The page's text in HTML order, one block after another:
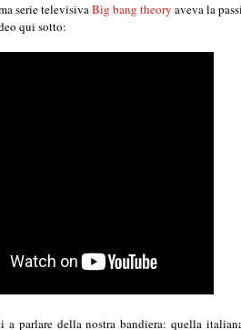
serie televisivaBig bang theory aveva la
qui sotto:
a parlare della nostra bandiera: quella